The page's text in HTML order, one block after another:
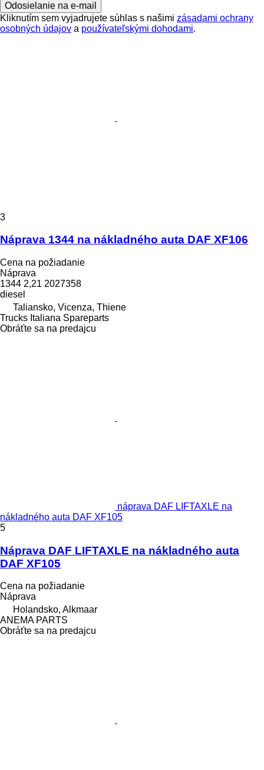
Odosielanie na e-mail
Kliknutím sem vyjadrujete súhlas s našimi zásadami ochrany
osobných údajov a používateľskými dohodami.
3
Náprava 1344 na nákladného auta DAF XF106
Cena na požiadanie
Náprava
1344 2,21 2027358
diesel
Taliansko, Vicenza, Thiene
Trucks Italiana Spareparts
Obráťte sa na predajcu
náprava DAF LIFTAXLE na
nákladného auta DAF XF105
5
Náprava DAF LIFTAXLE na nákladného auta
DAF XF105
Cena na požiadanie
Náprava
Holandsko, Alkmaar
ANEMA PARTS
Obráťte sa na predajcu